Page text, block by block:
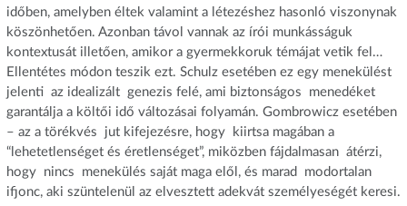
időben, amelyben éltek valamint a létezéshez hasonló viszonynak
köszönhetően. Azonban távol vannak az írói munkásságuk
kontextusát illetően, amikor a gyermekkoruk témájat vetik fel…
Ellentétes módon teszik ezt. Schulz esetében ez egy menekülést
jelenti az idealizált genezis felé, ami biztonságos menedéket
garantálja a költői idő változásai folyamán. Gombrowicz esetében
– az a törékvés jut kifejezésre, hogy kiirtsa magában a
“lehetetlenséget és éretlenséget”, miközben fájdalmasan átérzi,
hogy nincs menekülés saját maga elől, és marad modortalan
ifjonc, aki szüntelenül az elvesztett adekvát személyeségét keresi.